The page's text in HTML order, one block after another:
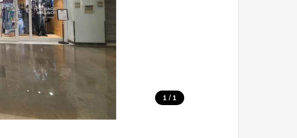
1 / 1